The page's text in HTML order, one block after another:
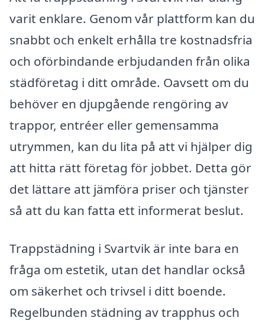
varit enklare. Genom vår plattform kan du
snabbt och enkelt erhålla tre kostnadsfria
och oförbindande erbjudanden från olika
städföretag i ditt område. Oavsett om du
behöver en djupgående rengöring av
trappor, entréer eller gemensamma
utrymmen, kan du lita på att vi hjälper dig
att hitta rätt företag för jobbet. Detta gör
det lättare att jämföra priser och tjänster
så att du kan fatta ett informerat beslut.
Trappstädning i Svartvik är inte bara en
fråga om estetik, utan det handlar också
om säkerhet och trivsel i ditt boende.
Regelbunden städning av trapphus och